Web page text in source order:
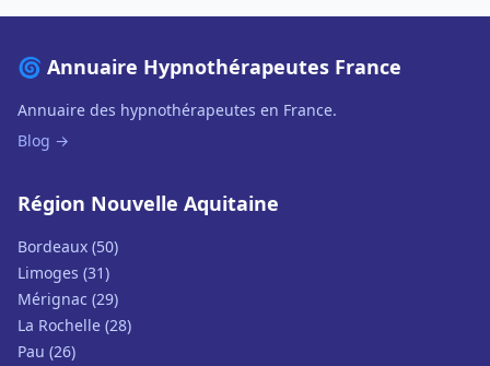
🌀 Annuaire Hypnothérapeutes France
Annuaire des hypnothérapeutes en France.
Blog →
Région Nouvelle Aquitaine
Bordeaux (50)
Limoges (31)
Mérignac (29)
La Rochelle (28)
Pau (26)